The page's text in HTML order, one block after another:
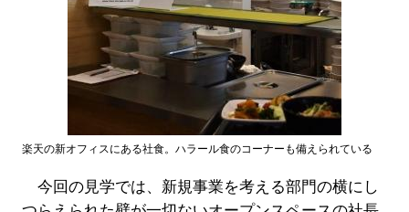
楽天の新オフィスにある社食。ハラール食のコーナーも備えられている
今回の見学では、新規事業を考える部門の横にし